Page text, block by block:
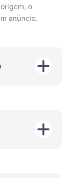
o
anúncio.